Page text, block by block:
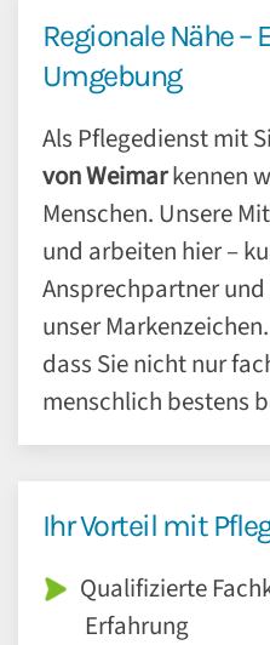
Regionale Nähe –
Umgebung
Als Pflegedienst mit
vonWeimarkennen
Menschen. Unsere
und arbeiten hier –
Ansprechpartner
unser
dass Sie nicht nur
menschlich bestens
Ihr Vorteil mit
Qualifizierte
Erfahrung